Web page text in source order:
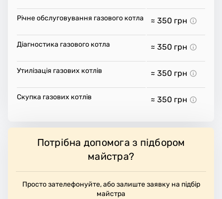
Річне обслуговування газового котла ≈ 350 грн
Діагностика газового котла ≈ 350 грн
Утилізація газових котлів ≈ 350 грн
Скупка газових котлів ≈ 350 грн
Потрібна допомога з підбором
майстра?
Просто зателефонуйте, або залиште заявку на підбір
майстра